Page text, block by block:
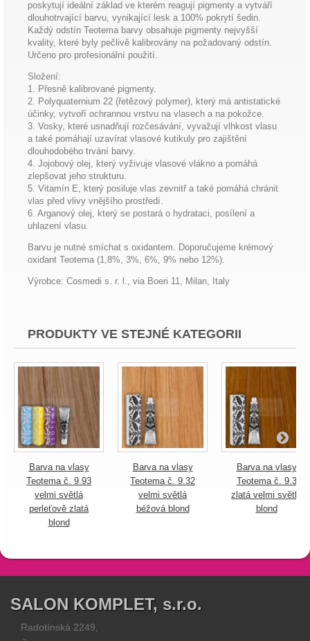
poskytují ideální základ ve kterém reagují pigmenty a vytváří
dlouhotrvající barvu, vynikající lesk a 100% pokrytí šedin.
Každý odstín Teotema barvy obsahuje pigmenty nejvyšší
kvality, které byly pečlivě kalibrovány na požadovaný odstín.
Určeno pro profesionální použití.
Složení:
1. Přesně kalibrované pigmenty.
2. Polyquaternium 22 (řetězový polymer), který má antistatické
účinky, vytvoří ochrannou vrstvu na vlasech a na pokožce.
3. Vosky, které usnadňují rozčesávání, vyvažují vlhkost vlasu
a také pomáhají uzavírat vlasové kutikuly pro zajištění
dlouhodobého trvání barvy.
4. Jojobový olej, který vyživuje vlasové vlákno a pomáhá
zlepšovat jeho strukturu.
5. Vitamín E, který posiluje vlas zevnitř a také pomáhá chránit
vlas před vlivy vnějšího prostředí.
6. Arganový olej, který se postará o hydrataci, posílení a
uhlazení vlasu.
Barvu je nutné smíchat s oxidantem. Doporučujeme krémový
oxidant Teotema (1,8%, 3%, 6%, 9% nebo 12%).
Výrobce: Cosmedi s. r. l., via Boeri 11, Milan, Italy
PRODUKTY VE STEJNÉ KATEGORII
Barva na vlasy
Teotema č. 9.93
velmi světlá
perleťově zlatá
blond
Barva na vlasy
Teotema č. 9.32
velmi světlá
béžová blond
Barva na vlasy
Teotema č. 9.3
zlatá velmi světlá
blond
SALON KOMPLET, s.r.o.
Radotínská 2249,